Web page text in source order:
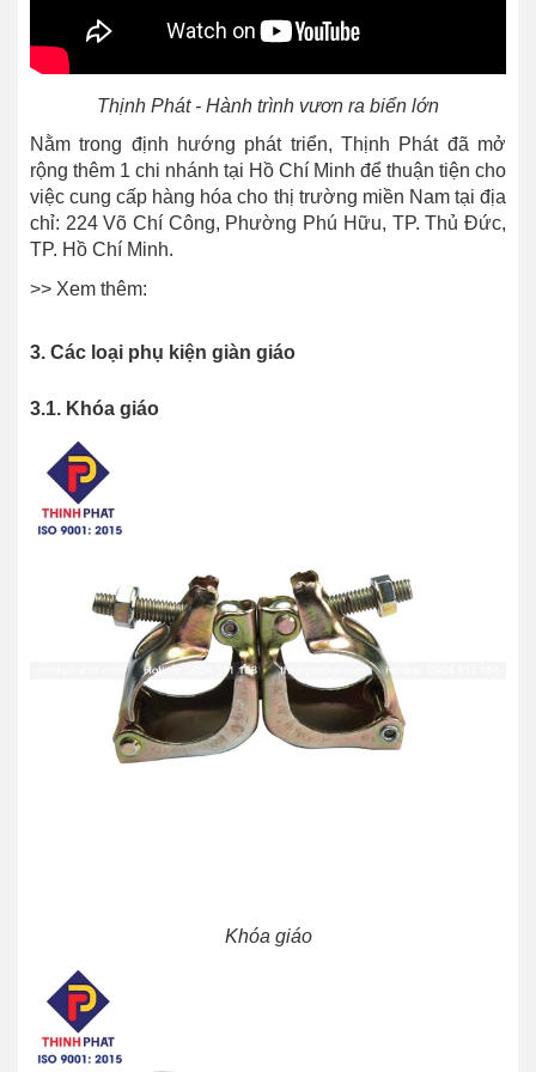
Thịnh Phát - Hành trình vươn ra biển lớn
Nằm trong định hướng phát triển, Thịnh Phát đã mở
rộng thêm 1 chi nhánh tại Hồ Chí Minh để thuận tiện cho
việc cung cấp hàng hóa cho thị trường miền Nam tại địa
chỉ: 224 Võ Chí Công, Phường Phú Hữu, TP. Thủ Đức,
TP. Hồ Chí Minh.
>> Xem thêm:
3. Các loại phụ kiện giàn giáo
3.1. Khóa giáo
Khóa giáo